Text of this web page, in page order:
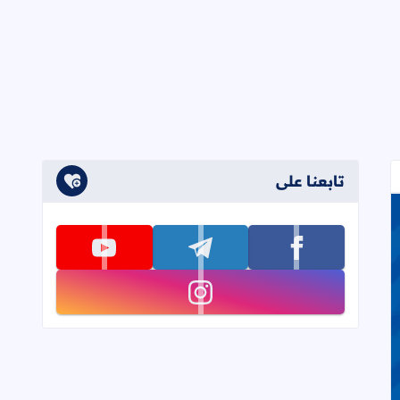
تابعنا على
تابعنا على facebook تابعنا على telegram تابعنا على youtube
تابعنا على instagram